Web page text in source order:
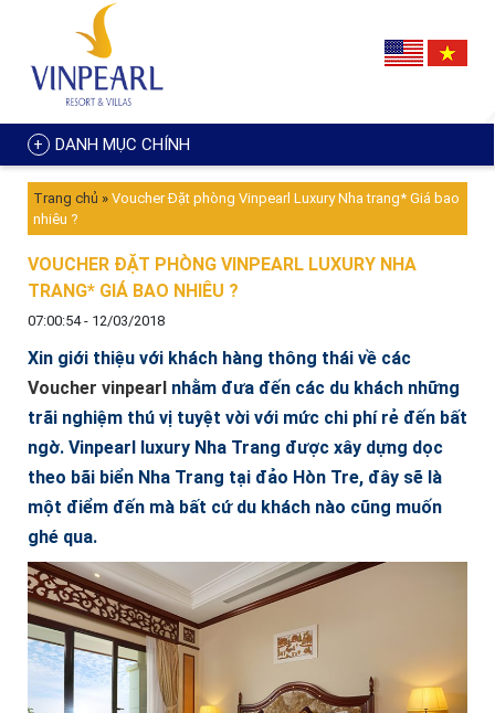
DANH MỤC CHÍNH
Trang chủ » Voucher Đặt phòng Vinpearl Luxury Nha trang* Giá bao
nhiêu ?
VOUCHER ĐẶT PHÒNG VINPEARL LUXURY NHA
TRANG* GIÁ BAO NHIÊU ?
07:00:54 - 12/03/2018
Xin giới thiệu với khách hàng thông thái về các
Voucher vinpearl nhằm đưa đến các du khách những
trãi nghiệm thú vị tuyệt vời với mức chi phí rẻ đến bất
ngờ. Vinpearl luxury Nha Trang được xây dựng dọc
theo bãi biển Nha Trang tại đảo Hòn Tre, đây sẽ là
một điểm đến mà bất cứ du khách nào cũng muốn
ghé qua.